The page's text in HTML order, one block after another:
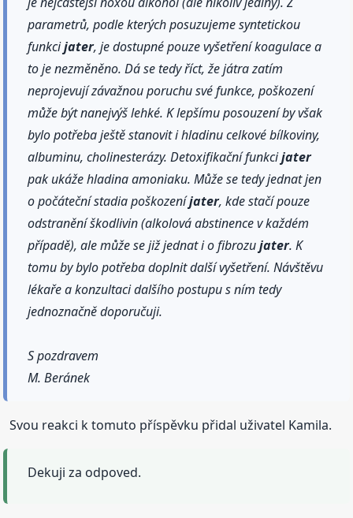
parametrů, podle kterých posuzujeme syntetickou
funkcijater, je dostupné pouze vyšetření koagulace a
to je nezměněno. Dá se tedy říct, že játra zatím
neprojevují závažnou poruchu své funkce, poškození
může být nanejvýš lehké. K lepšímu posouzení by však
bylo potřeba ještě stanovit i hladinu celkové bílkoviny,
albuminu, cholinesterázy. Detoxifikační funkcijater
pak ukáže hladina amoniaku. Může se tedy jednat jen
o počáteční stadia poškozeníjater, kde stačí pouze
odstranění škodlivin (alkolová abstinence v každém
případě), ale může se již jednat i o fibrozujater. K
tomu by bylo potřeba doplnit další vyšetření. Návštěvu
lékaře a konzultaci dalšího postupu s ním tedy
jednoznačně doporučuji.
S pozdravem
M. Beránek
Svou reakci k tomuto příspěvku přidal uživatel Kamila.
Dekuji za odpoved.